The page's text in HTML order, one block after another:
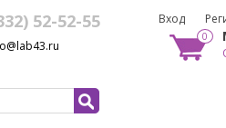
52-52-55 Вход
0